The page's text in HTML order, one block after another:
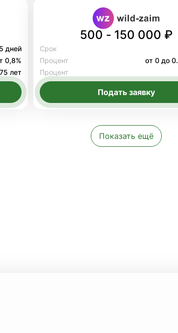
дней
0,8%
лет
500 - 150 000 ₽
Срок
Процент
от 0 до
Процент
Подать заявку
Показать ещё